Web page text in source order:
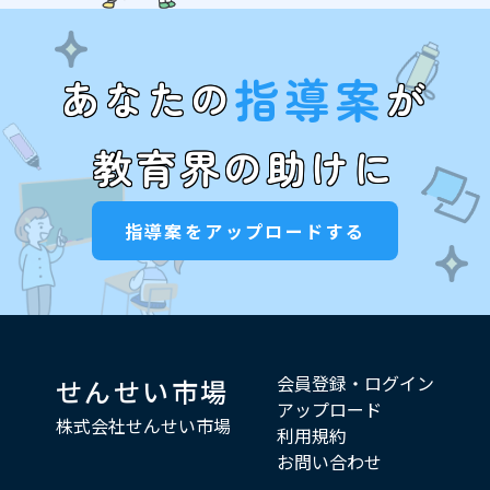
あなたの指導案が
教育界の助けに
指導案をアップロードする
せんせい市場
株式会社せんせい市場
会員登録・ログイン
アップロード
利用規約
お問い合わせ